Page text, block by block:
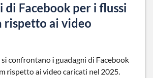
di Facebook per i flussi
rispetto ai video
confrontano i guadagni di Facebook
rispetto ai video caricati nel 2025.